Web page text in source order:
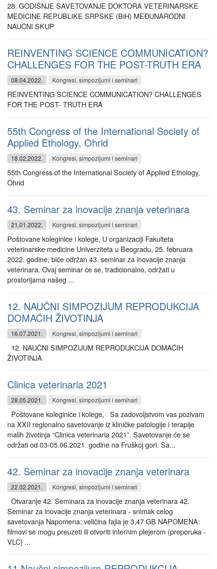
28. GODIŠNJE SAVETOVANJE DOKTORA VETERINARSKE
MEDICINE REPUBLIKE SRPSKE (BiH) MEĐUNARODNI
NAUČNI SKUP
REINVENTING SCIENCE COMMUNICATION?
CHALLENGES FOR THE POST-TRUTH ERA
08.04.2022. Kongresi, simpozijumi i seminari
REINVENTING SCIENCE COMMUNICATION? CHALLENGES
FOR THE POST- TRUTH ERA
55th Congress of the International Society of
Applied Ethology, Ohrid
18.02.2022. Kongresi, simpozijumi i seminari
55th Congress of the International Society of Applied Ethology,
Ohrid
43. Seminar za inovacije znanja veterinara
21.01.2022. Kongresi, simpozijumi i seminari
Poštovane koleginice i kolege, U organizaciji Fakulteta
veterinarske medicine Univerziteta u Beogradu, 25. februara
2022. godine, biće održan 43. seminar za inovacije znanja
veterinara. Ovaj seminar će se, tradicionalno, održati u
prostorijama našeg ...
12. NAUČNI SIMPOZIJUM REPRODUKCIJA
DOMAĆIH ŽIVOTINJA
16.07.2021. Kongresi, simpozijumi i seminari
12. NAUČNI SIMPOZIJUM REPRODUKCIJA DOMAĆIH
ŽIVOTINJA
Clinica veterinaria 2021
28.05.2021. Kongresi, simpozijumi i seminari
Poštovane koleginice i kolege, Sa zadovoljstvom vas pozivam
na XXII regionalno savetovanje iz kliničke patologije i terapije
malih životinja “Clinica veterinaria 2021”. Savetovanje će se
održati od 03-05.06.2021. godine na Fruškoj gori. Sa...
42. Seminar za inovacije znanja veterinara
22.02.2021. Kongresi, simpozijumi i seminari
Otvaranje 42. Seminara za inovacije znanja veterinara 42.
Seminar za inovacije znanja veterinara - snimak celog
savetovanja Napomena: veličina fajla je 3,47 GB NAPOMENA:
filmovi se mogu preuzeti ili otvoriti internim plejerom (preporuka -
VLC) ...